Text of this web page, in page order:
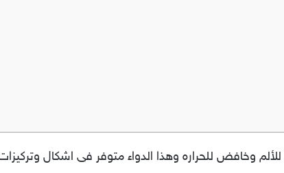
وخافض للحراره وهذا الدواء متوفر فى اشكال